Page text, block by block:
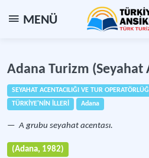
MENÜ
Adana Turizm (Seyahat
SEYAHAT ACENTACILIĞI VE TUR
TÜRKİYE'NİN İLLERİ
Adana
A grubu seyahat acentası.
(Adana, 1982)